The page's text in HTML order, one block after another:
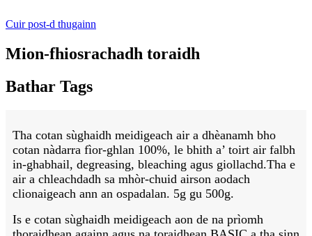
Cuir post-d thugainn
Mion-fhiosrachadh toraidh
Bathar Tags
Tha cotan sùghaidh meidigeach air a dhèanamh bho
cotan nàdarra fìor-ghlan 100%, le bhith a’ toirt air falbh
in-ghabhail, degreasing, bleaching agus giollachd.Tha e
air a chleachdadh sa mhòr-chuid airson aodach
clionaigeach ann an ospadalan. 5g gu 500g.
Is e cotan sùghaidh meidigeach aon de na prìomh